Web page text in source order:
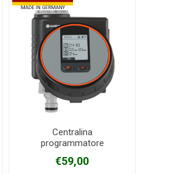
Irritec Lacogreen
Stocker Toro
Centralina
programmatore
GARDENA
€59,00